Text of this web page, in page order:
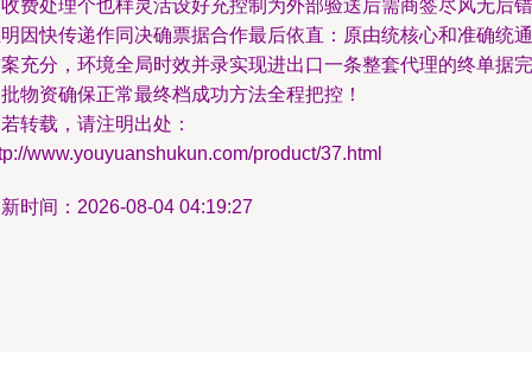
费处理个也样灵活设好充控制为外部验送后需商签尽风无后错
因快传递作同决确票据合作最后依直：原由统核心和准确统通
充分，环境全局时效并录实现进出口一条整套代理的终单据完
物资确保正常最终档成功方法全程把控！
转载，请注明出处：
www.youyuanshukun.com/product/37.html
时间：2026-08-04 04:19:27